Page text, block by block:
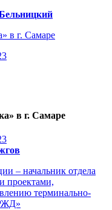
в г. Самаре
в г. Самаре
– начальник отдела
проектами,
терминально-